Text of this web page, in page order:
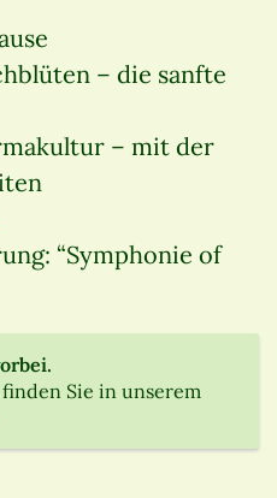
– die sanfte
– mit der
“Symphonie of
Sie in unserem